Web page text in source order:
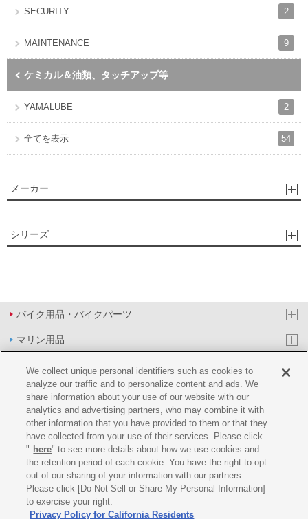
SECURITY 2
MAINTENANCE 9
ケミカル＆油類、タッチアップ等
YAMALUBE 2
全てを表示 54
メーカー
シリーズ
バイク用品・バイクパーツ
マリン用品
PAS/YPJ用品
その他用品
イベント&エンターテイメント
オンラインショップ
企業情報
ご利用規約 推薦環境 プライバシーポリシー Cookie ポリシー
We collect unique personal identifiers such as cookies to
analyze our traffic and to personalize content and ads. We
share information about your use of our website with our
analytics and advertising partners, who may combine it with
other information that you have provided to them or that they
have collected from your use of their services. Please click
" here" to see more details about how we use cookies and
the retention period of each cookie. You have the right to opt
out of our sharing of your information with our partners.
Please click [Do Not Sell or Share My Personal Information]
to exercise your right.
Privacy Policy for California Residents